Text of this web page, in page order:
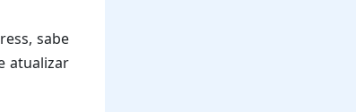
sabe
atualizar